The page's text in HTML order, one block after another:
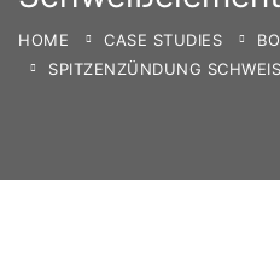
HOME CASE STUDIES
SPITZENZÜNDUNG